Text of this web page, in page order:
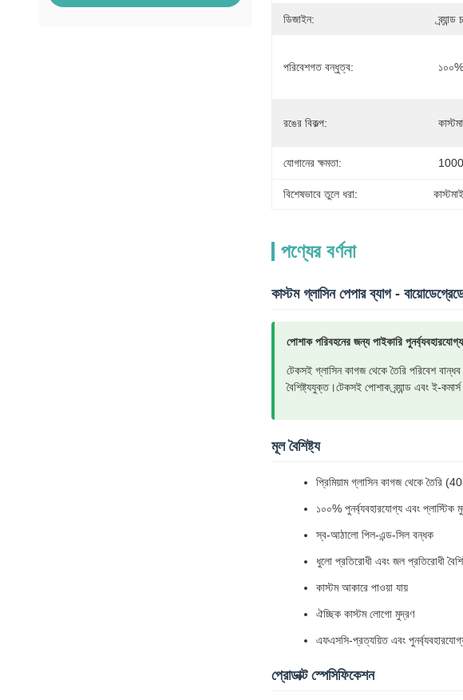
ডিজাইন:
পরিবেশগত বন্ধুত্ব:
রঙের বিকল্প:
যোগানের ক্ষমতা:
বিশেষভাবে তুলে ধরা:
পণ্যের বর্ণনা
কাস্টম গ্লাসিন পেপার ব্যাগ -
পোশাক পরিবহনের জন্য পাইকারি
টেকসই গ্লাসিন কাগজ থেকে তৈরি পরিবেশ
বৈশিষ্ট্যযুক্ত।টেকসই পোশাক ব্র্যান্ড এবং ই-
মূল বৈশিষ্ট্য
প্রিমিয়াম গ্লাসিন কাগজ থেকে তৈরি
১০০% পুনর্ব্যবহারযোগ্য এবং প্লাস্টিক
স্ব-আঠালো পিল-এন্ড-সিল বন্ধক
ধুলো প্রতিরোধী এবং জল প্রতিরোধী
কাস্টম আকারে পাওয়া যায়
ঐচ্ছিক কাস্টম লোগো মুদ্রণ
এফএসসি-প্রত্যয়িত এবং
প্রোডাক্ট স্পেসিফিকেশন